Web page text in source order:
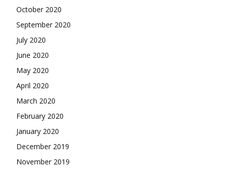
October 2020
September 2020
July 2020
June 2020
May 2020
April 2020
March 2020
February 2020
January 2020
December 2019
November 2019